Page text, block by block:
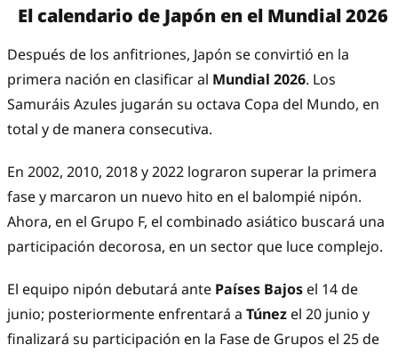
El calendario de Japón en el Mundial 2026
Después de los anfitriones, Japón se convirtió en la
primera nación en clasificar al Mundial 2026. Los
Samuráis Azules jugarán su octava Copa del Mundo, en
total y de manera consecutiva.
En 2002, 2010, 2018 y 2022 lograron superar la primera
fase y marcaron un nuevo hito en el balompié nipón.
Ahora, en el Grupo F, el combinado asiático buscará una
participación decorosa, en un sector que luce complejo.
El equipo nipón debutará ante Países Bajos el 14 de
junio; posteriormente enfrentará a Túnez el 20 junio y
finalizará su participación en la Fase de Grupos el 25 de